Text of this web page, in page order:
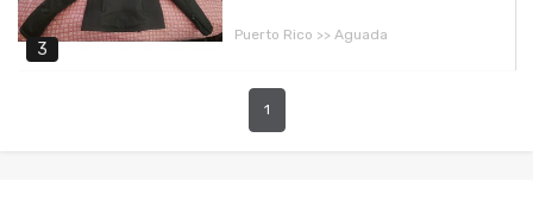
3
Puerto Rico >> Aguada
1